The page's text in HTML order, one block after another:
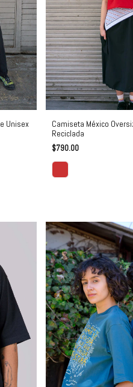
Unisex
Camiseta México
Reciclada
$790.00